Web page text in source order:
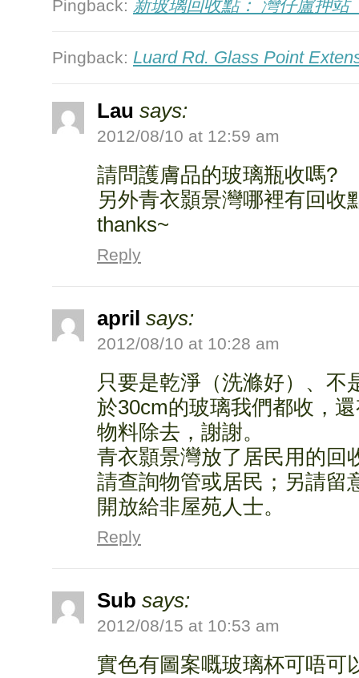
Pingback: 新玻璃回收點： 灣仔盧押站
Pingback: Luard Rd. Glass Point
Lau says:
2012/08/10 at 12:59 am
請問護膚品的玻璃瓶收嗎?
另外青衣顥景灣哪裡有回收
thanks~
Reply
april says:
2012/08/10 at 10:28 am
只要是乾淨（洗滌好）、不
於30cm的玻璃我們都收，
物料除去，謝謝。
青衣顥景灣放了居民用的回
請查詢物管或居民；另請留
開放給非屋苑人士。
Reply
Sub says:
2012/08/15 at 10:53 am
實色有圖案嘅玻璃杯可唔可